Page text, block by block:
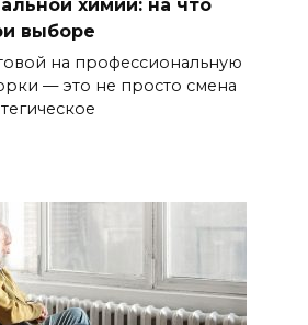
химии: на что
выборе
на профессиональную
— это не просто смена